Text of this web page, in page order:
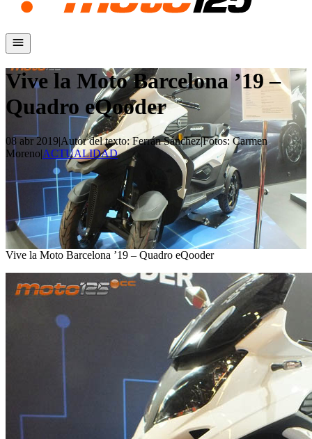
Vive la Moto Barcelona ’19 –
Quadro eQooder
08 abr 2019|Autor del texto: Ferrán Sánchez|Fotos: Carmen
Moreno|ACTUALIDAD
Vive la Moto Barcelona ’19 – Quadro eQooder